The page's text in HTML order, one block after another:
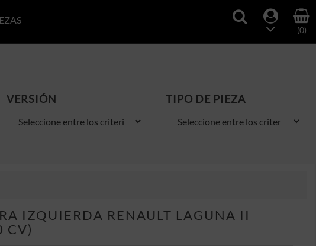
(0)
VERSIÓN TIPO DE PIEZA
IZQUIERDA RENAULT LAGUNA II
CV)